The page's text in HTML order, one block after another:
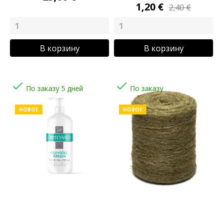
В корзину
1,20 € 2,40 €
В корзину
 По заказу 5 дней
НОВОЕ
 По заказу
НОВОЕ